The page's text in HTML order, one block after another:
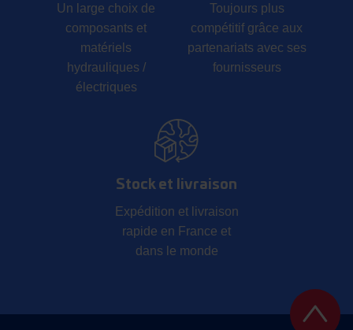
Un large choix de
composants et
matériels
hydrauliques /
électriques
Toujours plus
compétitif grâce aux
partenariats avec ses
fournisseurs
Stock et livraison
Expédition et livraison
rapide en France et
dans le monde